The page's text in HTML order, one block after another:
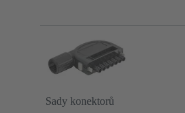
Sady konektorů